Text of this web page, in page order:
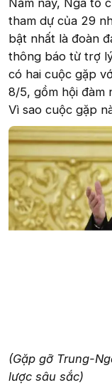
tham dự của 29
bật nhất là đoàn
thông báo từ trợ
có hai cuộc gặp
8/5, gồm hội đàm
Vì sao cuộc gặp
(Gặp gỡ Trung-
lược sâu sắc)